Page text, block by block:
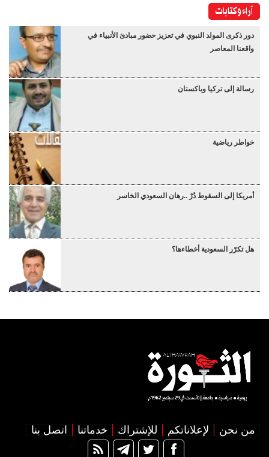
آراء وكتابات
دور ذكرى المولد النبوي في تعزيز حضور مبادئ الأنبياء في
واقعنا المعاصر
رسالة إلى تركيا وباكستان
خواطر رياضية
أمريكا إلى السقوط دُرْ ..رهان السعودي الخاسر
هل تكرّر السعودية أخطاءها؟
من نحن لإعلاناتكم للإشتراك خدماتنا اتصل بنا